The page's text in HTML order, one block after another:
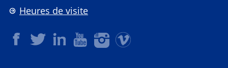
Heures de visite